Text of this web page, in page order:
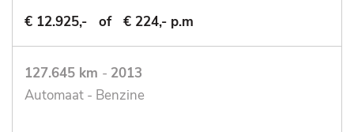
€ 12.925,-
of € 224,- p.m
127.645 km - 2013
Automaat - Benzine